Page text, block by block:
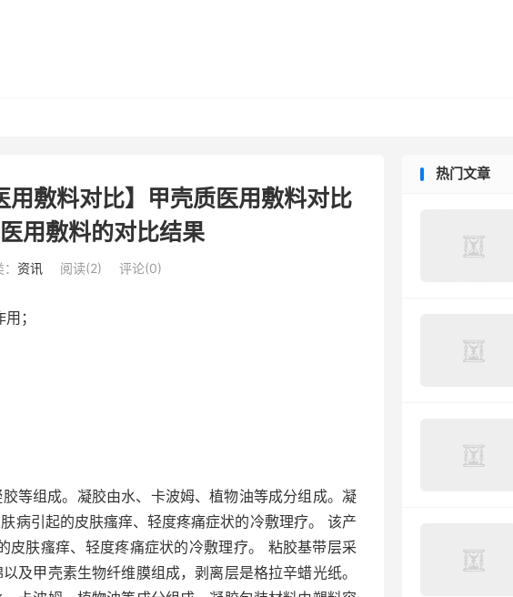
敷料对比】甲壳质医用敷料对比
用敷料的对比结果
资讯 阅读(2) 评论(0)
；
等组成。凝胶由水、卡波姆、植物油等成分组成。凝
病引起的皮肤瘙痒、轻度疼痛症状的冷敷理疗。 该产
肤瘙痒、轻度疼痛症状的冷敷理疗。 粘胶基带层采
及甲壳素生物纤维膜组成，剥离层是格拉辛蜡光纸。
热门文章